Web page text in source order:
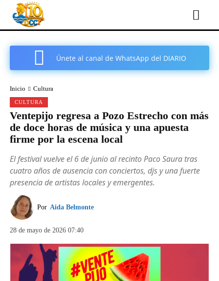
Únete al canal de WhatsApp del DIARIO
Inicio Cultura
CULTURA
Ventepijo regresa a Pozo Estrecho con más
de doce horas de música y una apuesta
firme por la escena local
El festival vuelve el 6 de junio al recinto Paco Saura tras
cuatro años de ausencia con conciertos, djs y una fuerte
presencia de artistas locales y emergentes.
Por Aida Belmonte
28 de mayo de 2026 07:40